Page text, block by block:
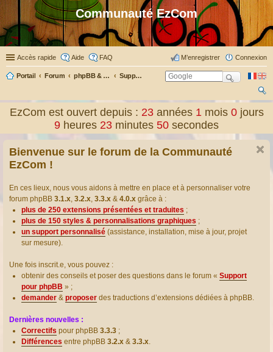
Communauté EzCom
Accès rapide Aide FAQ Connexion
M’enregistrer
Portail Forum phpBB & Co Support pour phpBB
ch
er
EzCom est ouvert depuis : 23 années1 mois0 jours
9 heures 23 minutes 50 secondes
Bienvenue sur le forum de la Communauté
EzCom !
En ces lieux, nous vous aidons à mettre en place et à personnaliser votre
forum phpBB 3.1.x, 3.2.x, 3.3.x & 4.0.x grâce à :
plus de 250 extensions présentées et traduites ;
plus de 150 styles & personnalisations graphiques ;
un support personnalisé (assistance, installation, mise à jour, projet
sur mesure).
Une fois inscrit.e, vous pouvez :
obtenir des conseils et poser des questions dans le forum « Support
pour phpBB » ;
demander & proposer des traductions d’extensions dédiées à phpBB.
Dernières nouvelles :
Correctifs pour phpBB 3.3.3 ;
Différences entre phpBB 3.2.x & 3.3.x.